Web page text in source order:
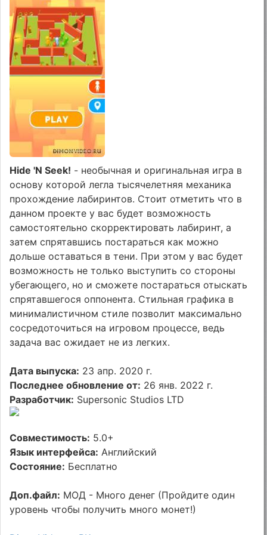
Hide 'N Seek! - необычная и оригинальная игра в
основу которой легла тысячелетняя механика
прохождение лабиринтов. Стоит отметить что в
данном проекте у вас будет возможность
самостоятельно скорректировать лабиринт, а
затем спрятавшись постараться как можно
дольше оставаться в тени. При этом у вас будет
возможность не только выступить со стороны
убегающего, но и сможете постараться отыскать
спрятавшегося оппонента. Стильная графика в
минималистичном стиле позволит максимально
сосредоточиться на игровом процессе, ведь
задача вас ожидает не из легких.
Дата выпуска: 23 апр. 2020 г.
Последнее обновление от: 26 янв. 2022 г.
Разработчик: Supersonic Studios LTD
Совместимость: 5.0+
Язык интерфейса: Английский
Состояние: Бесплатно
Доп.файл: МОД - Много денег (Пройдите один
уровень чтобы получить много монет!)